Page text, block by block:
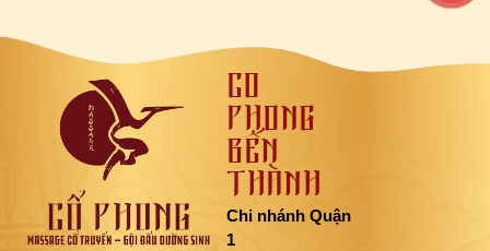
CỔ
PHONG
BẾN
THÀNH
Chi nhánh Quận
1